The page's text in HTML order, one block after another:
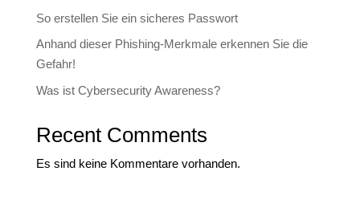
So erstellen Sie ein sicheres Passwort
Anhand dieser Phishing-Merkmale erkennen Sie die
Gefahr!
Was ist Cybersecurity Awareness?
Recent Comments
Es sind keine Kommentare vorhanden.